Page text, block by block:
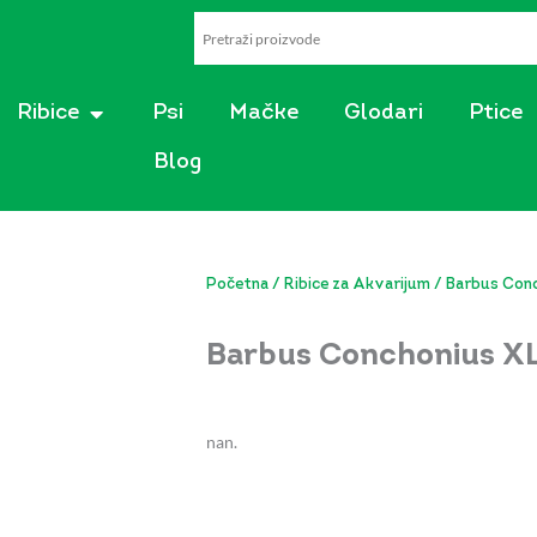
AKVARISTIKA
Ribice OPEN RIBICE
Psi Mačke Glodari Ptice
Blog
Početna / Ribice za Akvarijum / Barbus
Barbus Conchonius
nan.